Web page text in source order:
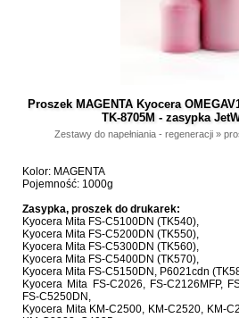
Proszek MAGENTA Kyocera
TK-8705M - zasypka
Zestawy do napełniania - regeneracji »
Kolor: MAGENTA
Pojemność: 1000g
Zasypka, proszek do drukarek:
Kyocera Mita FS-C5100DN (TK540),
Kyocera Mita FS-C5200DN (TK550),
Kyocera Mita FS-C5300DN (TK560),
Kyocera Mita FS-C5400DN (TK570),
Kyocera Mita FS-C5150DN, P6021cdn
Kyocera Mita FS-C2026, FS-C2126MFP,
FS-C5250DN,
Kyocera Mita KM-C2500, KM-C2520, KM-